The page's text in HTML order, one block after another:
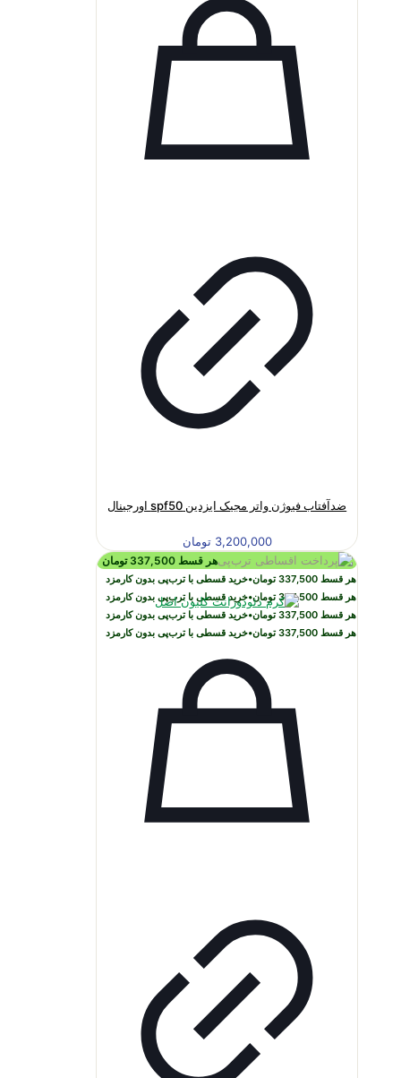
ضدآفتاب فیوژن واتر مجیک ایزدین spf50 اورجینال
3,200,000 تومان
هر قسط337,500 تومان
هر قسط 337,500 تومان•خرید قسطی با ترب‌پی بدون کارمزد
هر قسط 337,500 تومان•خرید قسطی با ترب‌پی بدون کارمزد
هر قسط 337,500 تومان•خرید قسطی با ترب‌پی بدون کارمزد
هر قسط 337,500 تومان•خرید قسطی با ترب‌پی بدون کارمزد